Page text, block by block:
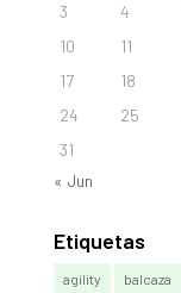
3
4
10
11
17
18
24
25
31
« Jun
Etiquetas
agility balcaza